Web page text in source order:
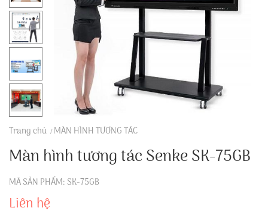
Trang chủ MÀN HÌNH TƯƠNG TÁC
Màn hình tương tác Senke SK-75GB
MÃ SẢN PHẨM: SK-75GB
Liên hệ